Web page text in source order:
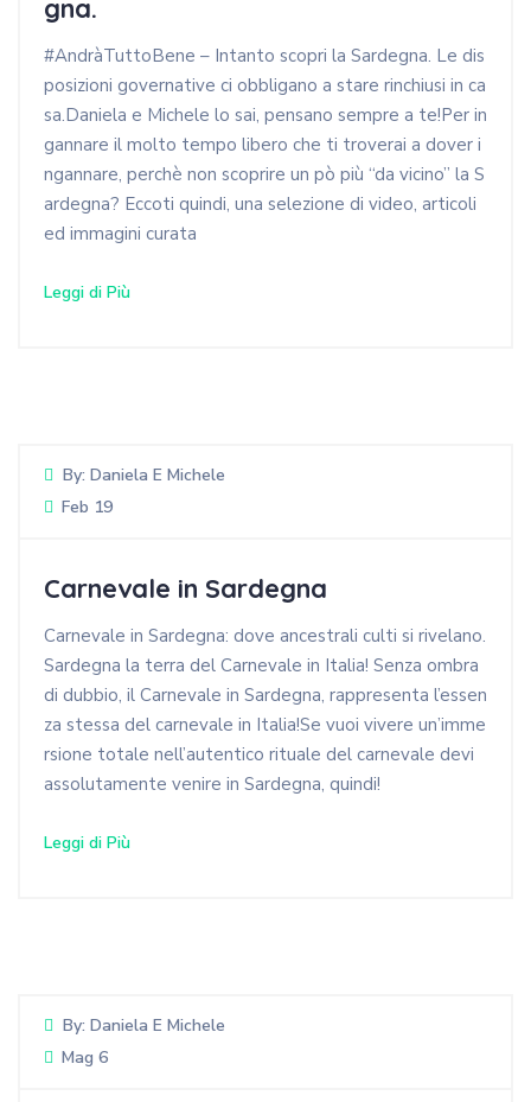
gna.
#AndràTuttoBene – Intanto scopri la Sardegna. Le dis
posizioni governative ci obbligano a stare rinchiusi in ca
sa.Daniela e Michele lo sai, pensano sempre a te!Per in
gannare il molto tempo libero che ti troverai a dover i
ngannare, perchè non scoprire un pò più “da vicino” la S
ardegna? Eccoti quindi, una selezione di video, articoli
ed immagini curata
Leggi di Più
By: Daniela E Michele
Feb 19
Carnevale in Sardegna
Carnevale in Sardegna: dove ancestrali culti si rivelano.
Sardegna la terra del Carnevale in Italia! Senza ombra
di dubbio, il Carnevale in Sardegna, rappresenta l’essen
za stessa del carnevale in Italia!Se vuoi vivere un’imme
rsione totale nell’autentico rituale del carnevale devi
assolutamente venire in Sardegna, quindi!
Leggi di Più
By: Daniela E Michele
Mag 6